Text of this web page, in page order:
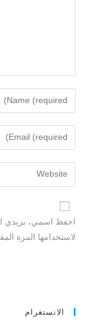
احفظ اسمي، بريدي
لاستخدامها المرة
الانستغرام